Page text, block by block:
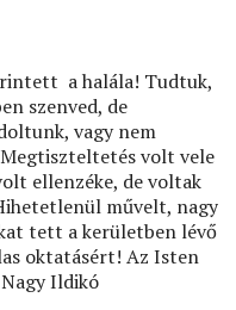
a halála! Tudtuk,
szenved, de
vagy nem
volt vele
ellenzéke, de voltak
művelt, nagy
tett a kerületben lévő
oktatásért! Az Isten
Ildikó